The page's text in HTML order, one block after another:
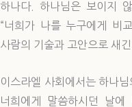
하나다. 하나님은 보이지
“너희가 나를 누구에게 비
사람의 기술과 고안으로 새
이스라엘 사회에서는 하나
너희에게 말씀하시던 날